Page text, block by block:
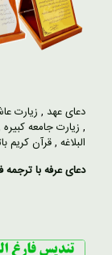
دعای عهد , زیارت
, زیارت جامعه کبیره
البلاغه ,قرآن کریم
دعای عرفه با ترجمه